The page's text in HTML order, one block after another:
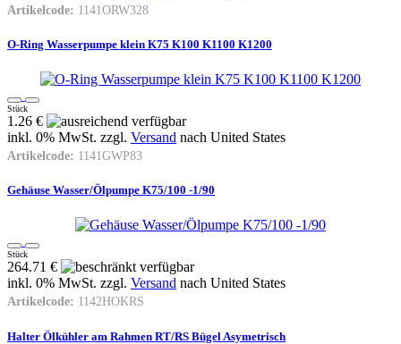
Artikelcode: 1141ORW328
O-Ring Wasserpumpe klein K75 K100 K1100 K1200
Stück
1.26 €
inkl. 0% MwSt. zzgl. Versand nach United States
Artikelcode: 1141GWP83
Gehäuse Wasser/Ölpumpe K75/100 -1/90
Stück
264.71 €
inkl. 0% MwSt. zzgl. Versand nach United States
Artikelcode: 1142HOKRS
Halter Ölkühler am Rahmen RT/RS Bügel Asymetrisch